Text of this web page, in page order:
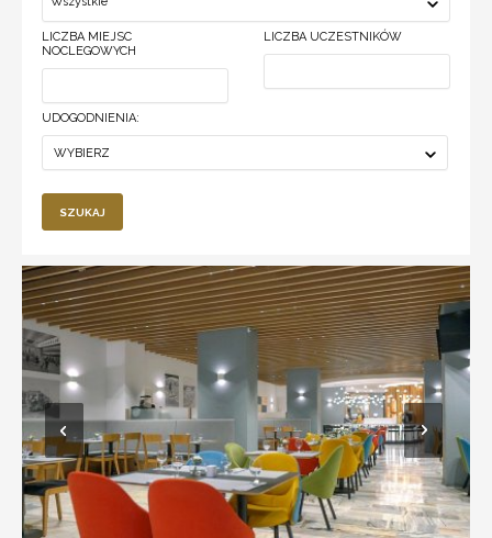
LICZBA MIEJSC
NOCLEGOWYCH
LICZBA UCZESTNIKÓW
UDOGODNIENIA:
WYBIERZ
SZUKAJ